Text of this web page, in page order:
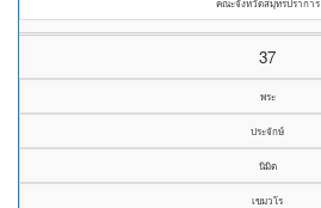
คณะจังหวัดสมุทรปราการ
37
พระ
ประจักษ์
นิมิต
เขมวโร